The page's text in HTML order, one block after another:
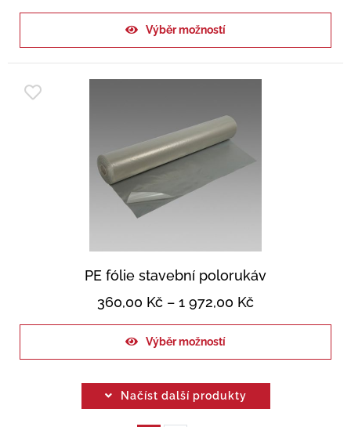
Výběr možností
PE fólie stavební polorukáv
360,00 Kč – 1 972,00 Kč
Výběr možností
Načíst další produkty